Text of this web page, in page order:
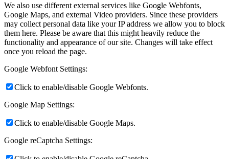
We also use different external services like Google Webfonts,
Google Maps, and external Video providers. Since these providers
may collect personal data like your IP address we allow you to block
them here. Please be aware that this might heavily reduce the
functionality and appearance of our site. Changes will take effect
once you reload the page.
Google Webfont Settings:
Click to enable/disable Google Webfonts.
Google Map Settings:
Click to enable/disable Google Maps.
Google reCaptcha Settings: